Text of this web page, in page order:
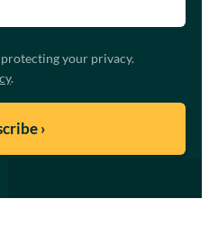
your privacy.
.